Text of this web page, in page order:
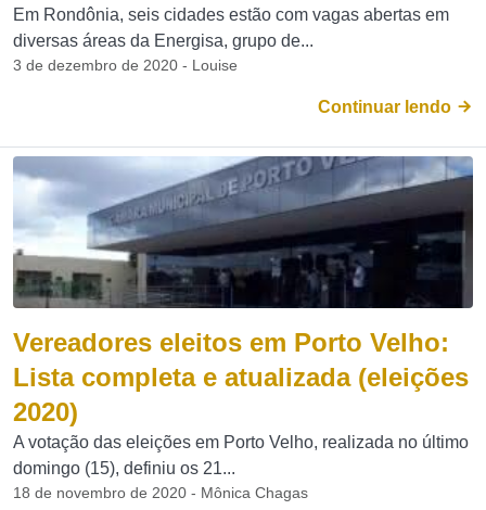
Em Rondônia, seis cidades estão com vagas abertas em
diversas áreas da Energisa, grupo de...
3 de dezembro de 2020 - Louise
Continuar lendo
Vereadores eleitos em Porto Velho:
Lista completa e atualizada (eleições
2020)
A votação das eleições em Porto Velho, realizada no último
domingo (15), definiu os 21...
18 de novembro de 2020 - Mônica Chagas